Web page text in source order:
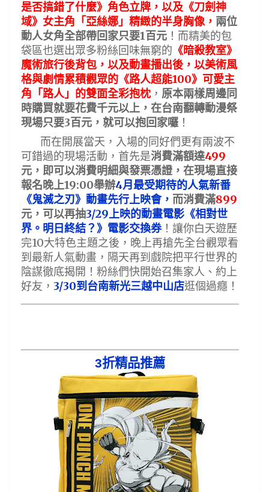
是否搞錯了什麼》角色立牌，以及《刀劍神
域》女主角「亞絲娜」精緻的半身胸像， 兩位
動人女角全部帶回家只要1 百元 ！而精美的包
袋區也選出眾多粉絲回味無窮的 《暗殺教室》
魔術旅行後背包，以及動畫播出後，以美術風
格與劇情累積觀眾的《路人超能100》可愛主
角「路人」的雙面全彩抱枕 ， 原本兩樣周邊同
時購買就要花費千元以上，在台南翻轉動漫祭
現場只要3 百元，就可以抱回家囉 ！
而在開展當天，入場的同好們更有兩波不
可錯過的現場活動，首先是消費滿額達499
元，即可以消費明細與發票憑證，在現場直接
報名晚上19:00舉辦4月最受期待的人氣新番
《鬼滅之刃》動畫先行上映會， 而消費滿899
元，可以再抽3/29上映的動畫電影《相對世
界。明日終結？》電影交換券！讓你白天遊歷
完10大特色主題之後，晚上再搶先全台觀眾看
到最新人氣動畫，隔天再到戲院把平行世界的
陰謀徹底揭開！粉絲們快開始召集家人、約上
好友， 3/30到台南新光三越中山店逛個過癮！
3折精品推薦